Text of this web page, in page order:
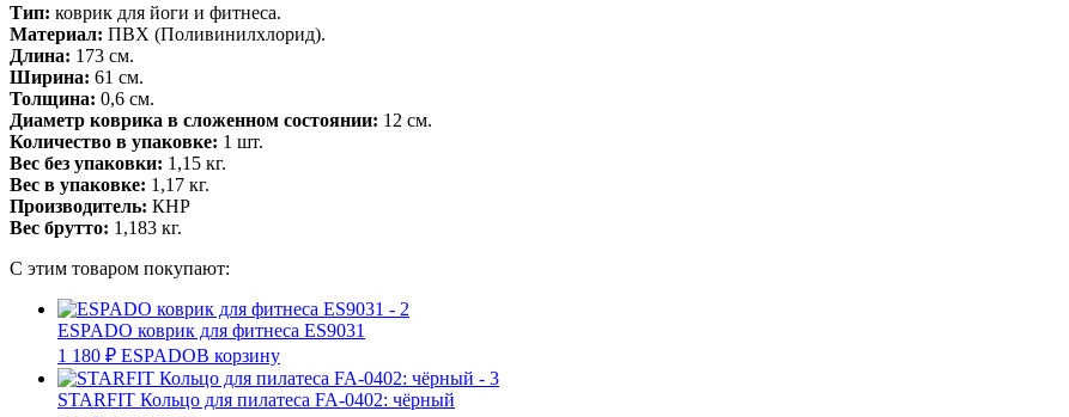
Тип: коврик для йоги и фитнеса.
Материал: ПВХ (Поливинилхлорид).
Длина: 173 см.
Ширина: 61 см.
Толщина: 0,6 см.
Диаметр коврика в сложенном состоянии: 12 см.
Количество в упаковке: 1 шт.
Вес без упаковки: 1,15 кг.
Вес в упаковке: 1,17 кг.
Производитель: КНР
Вес брутто: 1,183 кг.
С этим товаром покупают:
ESPADO коврик для фитнеса ES9031
1 180 ₽ ESPADOВ корзину
STARFIT Кольцо для пилатеса FA-0402: чёрный